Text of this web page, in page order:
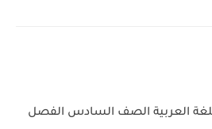
العربية الصف السادس الفصل